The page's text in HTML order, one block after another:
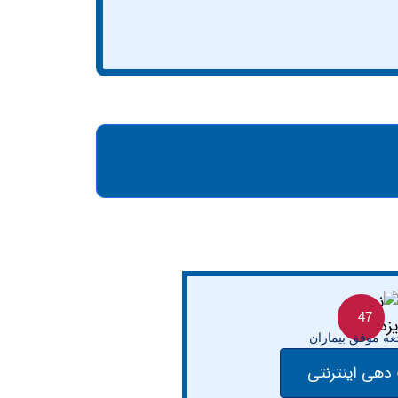
47
موفق بیماران
اینترنتی